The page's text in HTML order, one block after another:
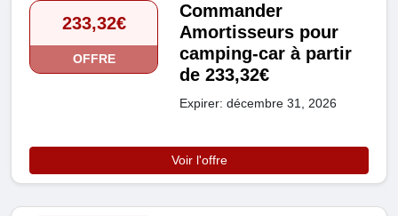
233,32€
OFFRE
Commander
Amortisseurs pour
camping-car à partir
de 233,32€
Expirer: décembre 31, 2026
Voir l'offre